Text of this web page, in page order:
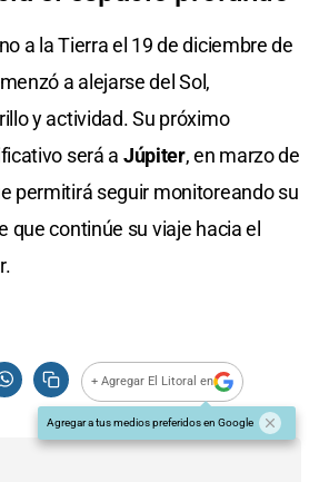
a la Tierra el 19 de diciembre de
a alejarse del Sol,
y actividad. Su próximo
será a Júpiter, en marzo de
permitirá seguir monitoreando su
que continúe su viaje hacia el
+ Agregar El Litoral en
Agregar a tus medios preferidos en Google